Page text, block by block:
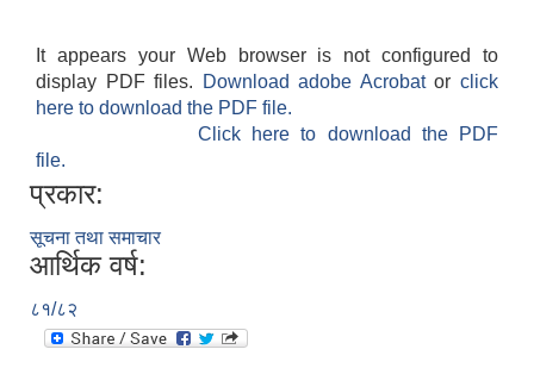
It appears your Web browser is not configured to
display PDF files.
Download adobe Acrobatorclick
here to download the PDF file.
Click here to download the PDF
file.
प्रकार:
सूचना तथा समाचार
आर्थिक वर्ष:
८१/८२